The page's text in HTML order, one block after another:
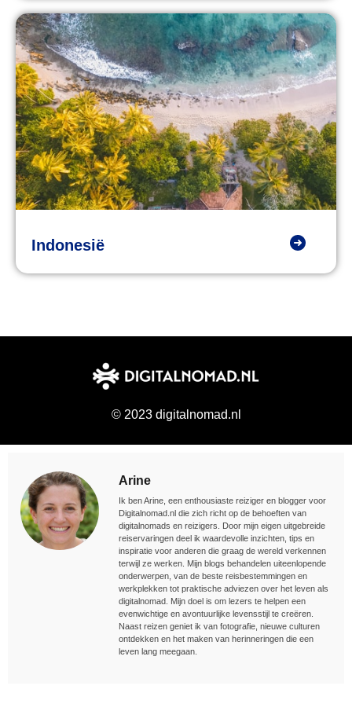
Indonesië
© 2023 digitalnomad.nl
Arine
Ik ben Arine, een enthousiaste reiziger en blogger voor
Digitalnomad.nl die zich richt op de behoeften van
digitalnomads en reizigers. Door mijn eigen uitgebreide
reiservaringen deel ik waardevolle inzichten, tips en
inspiratie voor anderen die graag de wereld verkennen
terwijl ze werken. Mijn blogs behandelen uiteenlopende
onderwerpen, van de beste reisbestemmingen en
werkplekken tot praktische adviezen over het leven als
digitalnomad. Mijn doel is om lezers te helpen een
evenwichtige en avontuurlijke levensstijl te creëren.
Naast reizen geniet ik van fotografie, nieuwe culturen
ontdekken en het maken van herinneringen die een
leven lang meegaan.